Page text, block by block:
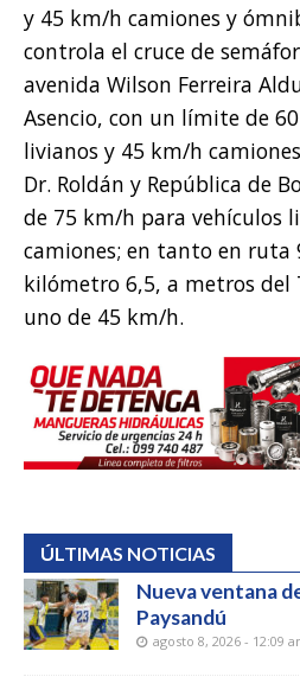
y 45 km/h camiones y
controla el cruce de
avenida Wilson Ferreira
Asencio, con un límite de
livianos y 45 km/h
Dr. Roldán y República de
de 75 km/h para vehículos
camiones; en tanto en ruta
kilómetro 6,5, a metros del
uno de 45 km/h.
ÚLTIMAS NOTICIAS
Nueva ventana
Paysandú
agosto 8, 2026 - 12:09